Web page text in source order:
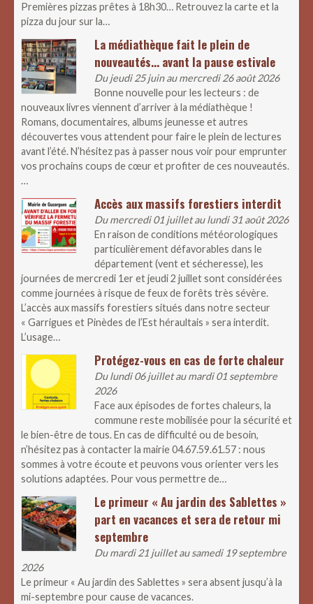
Premières pizzas prêtes à 18h30… Retrouvez la carte et la
pizza du jour sur la…
La médiathèque fait le plein de
nouveautés… avant la pause estivale
Du jeudi 25 juin au mercredi 26 août 2026
Bonne nouvelle pour les lecteurs : de
nouveaux livres viennent d’arriver à la médiathèque !
Romans, documentaires, albums jeunesse et autres
découvertes vous attendent pour faire le plein de lectures
avant l’été. N’hésitez pas à passer nous voir pour emprunter
vos prochains coups de cœur et profiter de ces nouveautés.
…
Accès aux massifs forestiers interdit
Du mercredi 01 juillet au lundi 31 août 2026
En raison de conditions météorologiques
particulièrement défavorables dans le
département (vent et sécheresse), les
journées de mercredi 1er et jeudi 2 juillet sont considérées
comme journées à risque de feux de forêts très sévère.
L’accès aux massifs forestiers situés dans notre secteur
« Garrigues et Pinèdes de l’Est héraultais » sera interdit.
L’usage…
Protégez-vous en cas de forte chaleur
Du lundi 06 juillet au mardi 01 septembre
2026
Face aux épisodes de fortes chaleurs, la
commune reste mobilisée pour la sécurité et
le bien-être de tous. En cas de difficulté ou de besoin,
n’hésitez pas à contacter la mairie 04.67.59.61.57 : nous
sommes à votre écoute et peuvons vous orienter vers les
solutions adaptées. Pour vous permettre de…
Le primeur « Au jardin des Sablettes »
part en vacances et sera de retour mi
septembre
Du mardi 21 juillet au samedi 19 septembre
2026
Le primeur « Au jardin des Sablettes » sera absent jusqu’à la
mi-septembre pour cause de vacances.